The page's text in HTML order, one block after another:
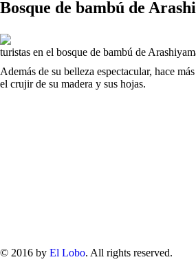
Bosque de bambú de
turistas en el bosque de bambú de
Además de su belleza espectacular, hace
el crujir de su madera y sus hojas.
© 2016 by El Lobo. All rights reserved.